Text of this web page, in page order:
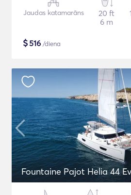
Jaudas katamarāns
20 ft
6 m
$516 /diena
Fountaine Pajot Helia 44